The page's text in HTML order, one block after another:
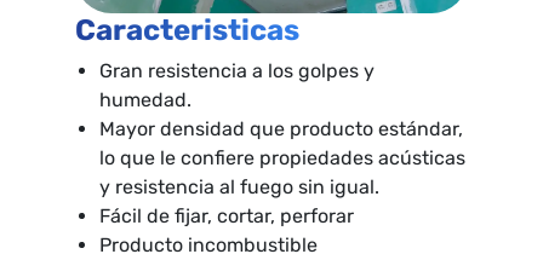
Caracteristicas
Gran resistencia a los golpes y
humedad.
Mayor densidad que producto estándar,
lo que le confiere propiedades acústicas
y resistencia al fuego sin igual.
Fácil de fijar, cortar, perforar
Producto incombustible